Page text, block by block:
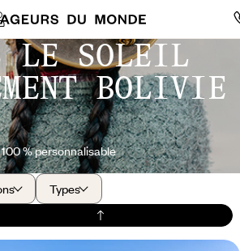
LE SOLEIL
BOLIVIE
100 % personnalisable
Types